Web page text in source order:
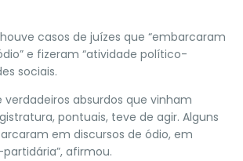
casos de juízes que “embarcaram
e fizeram “atividade político-
sociais.
verdadeiros absurdos que vinham
pontuais, teve de agir. Alguns
em discursos de ódio, em
afirmou.